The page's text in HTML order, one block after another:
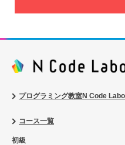
プログラミング教室N Code
コース一覧
初級